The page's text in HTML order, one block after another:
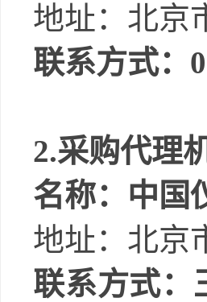
地址： 北京
联系方式：
2.采购代理
名称： 中国
地址： 北京
联系方式：